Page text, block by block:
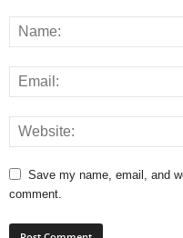
Save my name, email, and
comment.